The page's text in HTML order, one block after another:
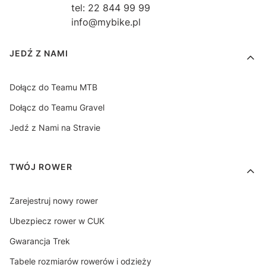
tel: 22 844 99 99
info@mybike.pl
Linki w stopce
JEDŹ Z NAMI
Dołącz do Teamu MTB
Dołącz do Teamu Gravel
Jedź z Nami na Stravie
TWÓJ ROWER
Zarejestruj nowy rower
Ubezpiecz rower w CUK
Gwarancja Trek
Tabele rozmiarów rowerów i odzieży